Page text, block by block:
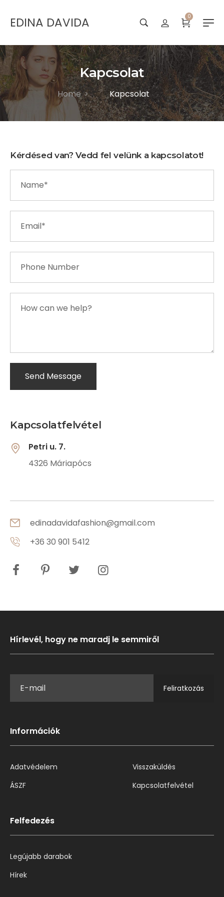
EDINA DAVIDA 0
Kapcsolat
Home > Kapcsolat
Kérdésed van? Vedd fel velünk a kapcsolatot!
Kapcsolatfelvétel
Petri u. 7.
4326 Máriapócs
edinadavidafashion@gmail.com
+36 30 901 5412
Hírlevél, hogy ne maradj le semmiről
Feliratkozás
Információk
Adatvédelem
ÁSZF
Visszaküldés
Kapcsolatfelvétel
Felfedezés
Legújabb darabok
Hírek